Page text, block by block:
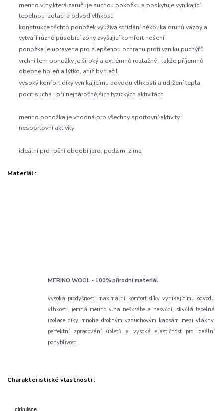
merino vlny,která zaručuje suchou pokožku a poskytuje vynikající
tepelnou izolaci a odvod vlhkosti
konstrukce těchto ponožek využívá střídání několika druhů vazby a
vytváří různě působící zóny zvyšující komfort nošení
ponožka je upravena pro zlepšenou ochranu proti vzniku puchýřů
vrchní lem ponožky je široký a extrémně roztažný , takže příjemně
obepne holeň a lýtko, aniž by tlačil
vysoký konfort díky vynikajícímu odvodu vlhkosti a udržení tepla
pocit sucha i při nejnáročnějších fyzických aktivitách
merino ponožka je vhodná pro všechny sportovní aktivity i
nesportovní aktivity
ideální pro roční období jaro, podzim, zima
Materiál :
MERINO WOOL - 100% přírodní materiál
vysoká prodyšnost, maximální komfort díky vynikajícímu odvodu
vlhkosti, jemná merino vlna neškrábe a nesvědí, skvělá tepelná
izolace díky mnoha drobným vzduchovým kapsám mezi vlákny,
perfektní zpracování úpletů a vysoká elastičnost pro ideální
pohyblivost.
Charakteristické vlastnosti :
cirkulace